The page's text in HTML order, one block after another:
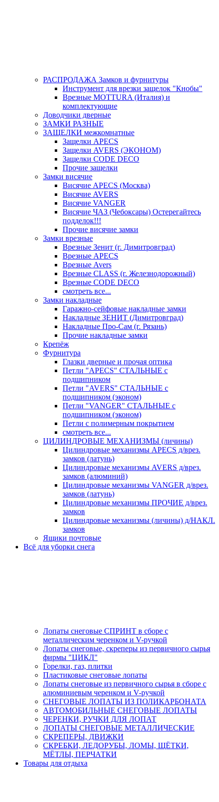
РАСПРОДАЖА Замков и фурнитуры
Инструмент для врезки защелок "Кнобы"
Врезные MOTTURA (Италия) и
комплектующие
Доводчики дверные
ЗАМКИ РАЗНЫЕ
ЗАЩЕЛКИ межкомнатные
Защелки APECS
Защелки AVERS (ЭКОНОМ)
Защелки CODE DECO
Прочие защелки
Замки висячие
Висячие APECS (Москва)
Висячие AVERS
Висячие VANGER
Висячие ЧАЗ (Чебоксары) Остерегайтесь
подделок!!!
Прочие висячие замки
Замки врезные
Врезные Зенит (г. Димитровград)
Врезные APECS
Врезные Avers
Врезные CLASS (г. Железнодорожный)
Врезные CODE DECO
смотреть все...
Замки накладные
Гаражно-сейфовые накладные замки
Накладные ЗЕНИТ (Димитровград)
Накладные Про-Сам (г. Рязань)
Прочие накладные замки
Крепёж
Фурнитура
Глазки дверные и прочая оптика
Петли "APECS" СТАЛЬНЫЕ с
подшипником
Петли "AVERS" СТАЛЬНЫЕ с
подшипником (эконом)
Петли "VANGER" СТАЛЬНЫЕ с
подшипником (эконом)
Петли с полимерным покрытием
смотреть все...
ЦИЛИНДРОВЫЕ МЕХАНИЗМЫ (личины)
Цилиндровые механизмы APECS д/врез.
замков (латунь)
Цилиндровые механизмы AVERS д/врез.
замков (алюминий)
Цилиндровые механизмы VANGER д/врез.
замков (латунь)
Цилиндровые механизмы ПРОЧИЕ д/врез.
замков
Цилиндровые механизмы (личины) д/НАКЛ.
замков
Ящики почтовые
Всё для уборки снега
Лопаты снеговые СПРИНТ в сборе с
металлическим черенком и V-ручкой
Лопаты снеговые, скреперы из первичного сырья
фирмы "ЦИКЛ"
Горелки, газ, плитки
Пластиковые снеговые лопаты
Лопаты снеговые из первичного сырья в сборе с
алюминиевым черенком и V-ручкой
СНЕГОВЫЕ ЛОПАТЫ ИЗ ПОЛИКАРБОНАТА
АВТОМОБИЛЬНЫЕ СНЕГОВЫЕ ЛОПАТЫ
ЧЕРЕНКИ, РУЧКИ ДЛЯ ЛОПАТ
ЛОПАТЫ СНЕГОВЫЕ МЕТАЛЛИЧЕСКИЕ
СКРЕПЕРЫ, ДВИЖКИ
СКРЕБКИ, ЛЕДОРУБЫ, ЛОМЫ, ЩЁТКИ,
МЁТЛЫ, ПЕРЧАТКИ
Товары для отдыха